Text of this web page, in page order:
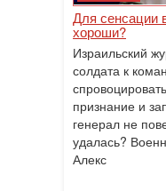
Для сенсации
хороши?
Израильский
солдата к
признание и
генерал не
удалась?
Алекс